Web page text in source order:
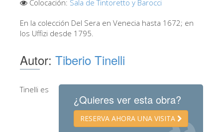
Reserve ahora
Visita virtual
Las obras
Las salas
Otros Museos
Museo del Bargello
Colocación: Sala de Tintoretto y Barocci
En la colección Del Sera en Venecia hasta 1672; en
los Uffizi desde 1795.
Autor: Tiberio Tinelli
¿Quieres ver esta obra?
RESERVA AHORA UNA VISITA
Tinelli es